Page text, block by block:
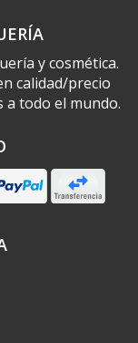
y cosmética.
calidad/precio
a todo el mundo.